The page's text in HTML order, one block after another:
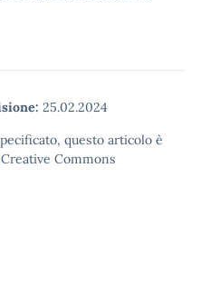
25.02.2024
questo articolo è
Commons